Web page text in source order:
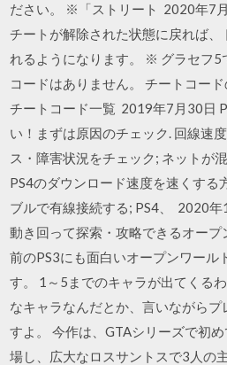
ださい。 ※「ストリート 2020年7
チートが解除された状態に戻れば、
れるようになります。 ※ グラセフ5
コードはありません。 チートコー
チートコード一覧 2019年7月30日
い！まずは原因のチェック. 回線速
ス・障害状況をチェック; ネットが
PS4のダウンロード速度を速くする
ブルで有線接続する; PS4、 2020
動き回って探索・攻略できるオー
前のPS3にも面白いオープンワール
す。 1～5までのキャラが出てくる
なキャラなんだとか、言いながら
すよ。 今作は、GTAシリーズで初
場し、広大なロスサントスで3人の